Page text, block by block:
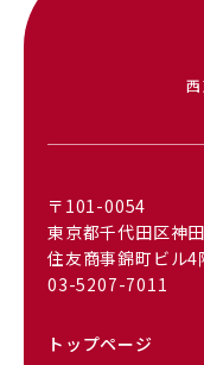
〒101-0054
東京都千代田区神
住友商事錦町ビル4
03-5207-7011
トップページ